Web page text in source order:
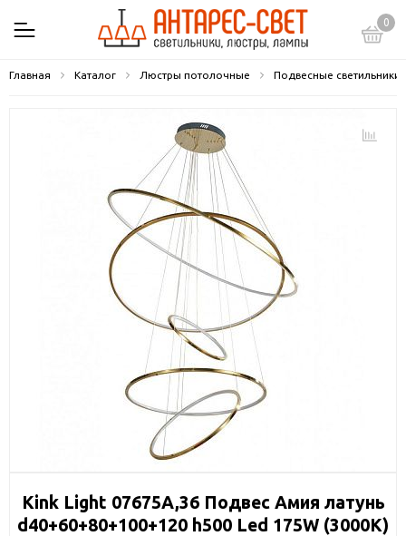
0
Главная Каталог Люстры потолочные Подвесные светильники
Kink Light 07675A,36 Подвес Амия латунь
d40+60+80+100+120 h500 Led 175W (3000K)